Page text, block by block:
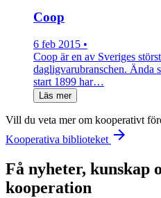
Coop
6 feb 2015 •
Coop är en av Sveriges
dagligvarubranschen. Ända
start 1899 har…
Läs mer
Vill du veta mer om kooperativt
Kooperativa biblioteket arrow_forward
Få nyheter, kunskap
kooperation